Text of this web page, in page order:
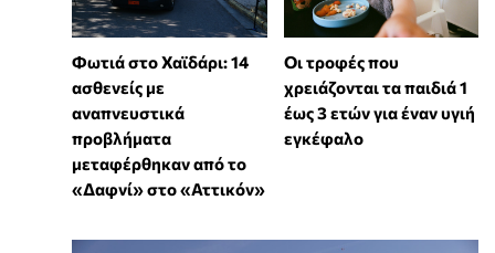
Φωτιά στο Χαϊδάρι: 14
ασθενείς με
αναπνευστικά
προβλήματα
μεταφέρθηκαν από το
«Δαφνί» στο «Αττικόν»
Οι τροφές που
χρειάζονται τα παιδιά 1
έως 3 ετών για έναν υγιή
εγκέφαλο